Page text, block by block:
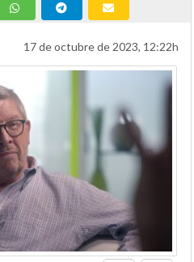
17 de octubre de 2023, 12:22h